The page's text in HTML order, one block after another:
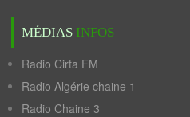
MÉDIAS INFOS
Radio Cirta FM
Radio Algérie chaine 1
Radio Chaine 3